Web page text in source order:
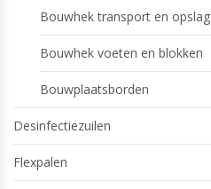
Bouwhek transport en opslag
Bouwhek voeten en blokken
Bouwplaatsborden
Desinfectiezuilen
Flexpalen